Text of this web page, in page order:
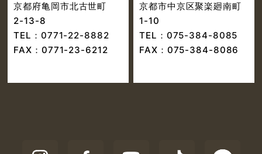
京都府亀岡市北古世町
2-13-8
TEL： 0771-22-8882
FAX：0771-23-6212
京都市中京区聚楽廻南町
1-10
TEL： 075-384-8085
FAX：075-384-8086